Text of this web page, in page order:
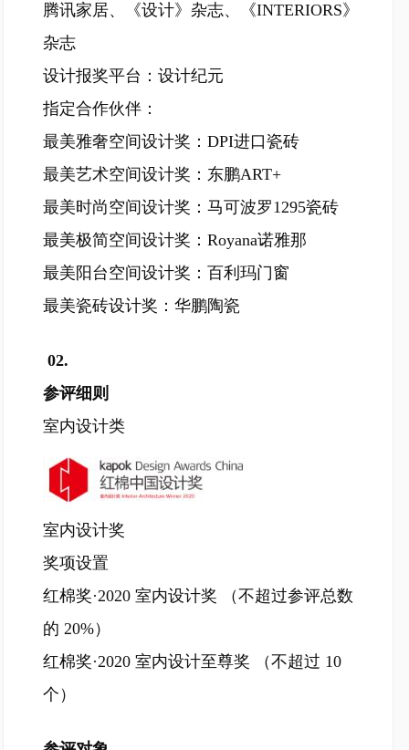
腾讯家居、《设计》杂志、《INTERIORS》
杂志
设计报奖平台：设计纪元
指定合作伙伴：
最美雅奢空间设计奖：DPI进口瓷砖
最美艺术空间设计奖：东鹏ART+
最美时尚空间设计奖：马可波罗1295瓷砖
最美极简空间设计奖：Royana诺雅那
最美阳台空间设计奖：百利玛门窗
最美瓷砖设计奖：华鹏陶瓷
02.
参评细则
室内设计类
室内设计奖
奖项设置
红棉奖·2020 室内设计奖 （不超过参评总数
的 20%）
红棉奖·2020 室内设计至尊奖 （不超过 10
个）